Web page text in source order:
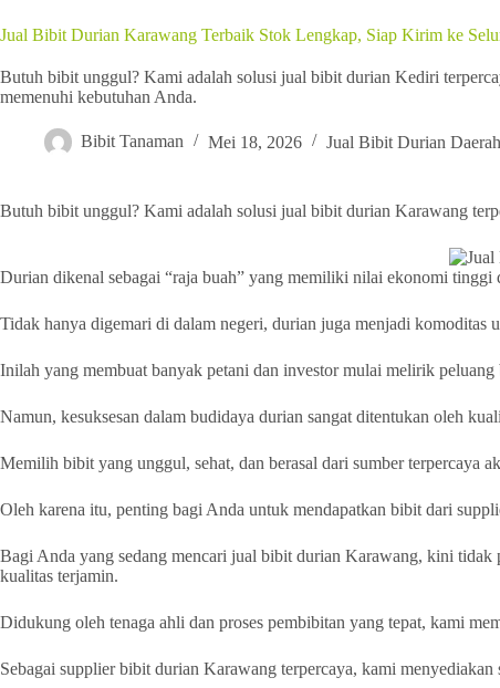
Jual Bibit Durian Karawang Terbaik Stok Lengkap, Siap Kirim ke
Butuh bibit unggul? Kami adalah solusi jual bibit durian Kediri
memenuhi kebutuhan Anda.
Bibit Tanaman Mei 18, 2026 Jual Bibit Durian Daerah
Butuh bibit unggul? Kami adalah solusi jual bibit durian Karawang
Durian dikenal sebagai “raja buah” yang memiliki nilai ekonomi tinggi
Tidak hanya digemari di dalam negeri, durian juga menjadi komoditas
Inilah yang membuat banyak petani dan investor mulai melirik
Namun, kesuksesan dalam budidaya durian sangat ditentukan oleh
Memilih bibit yang unggul, sehat, dan berasal dari sumber terpercaya
Oleh karena itu, penting bagi Anda untuk mendapatkan bibit dari
Bagi Anda yang sedang mencari jual bibit durian Karawang, kini
kualitas terjamin.
Didukung oleh tenaga ahli dan proses pembibitan yang tepat, kami
Sebagai supplier bibit durian Karawang terpercaya, kami